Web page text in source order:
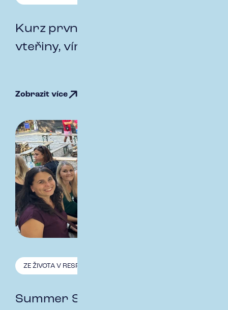
Kurz první pomoci: Když jde o
vteřiny, víme, jak reagovat
Zobrazit více
ZE ŽIVOTA V RESPECT
Summer Slow Down Party: